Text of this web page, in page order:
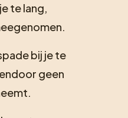
te lang,
bij je te
geen